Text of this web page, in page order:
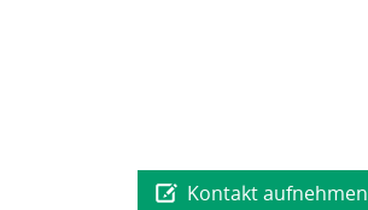
Kontakt aufnehmen